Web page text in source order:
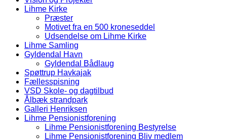
Lihme Kirke
Præster
Motivet fra en 500 kroneseddel
Udsendelse om Lihme Kirke
Lihme Samling
Gyldendal Havn
Gyldendal Bådlaug
Spøttrup Havkajak
Fællesspisning
VSD Skole- og dagtilbud
Ålbæk strandpark
Galleri Henriksen
Lihme Pensionistforening
Lihme Pensionistforening Bestyrelse
Lihme Pensionistforening Bliv medlem